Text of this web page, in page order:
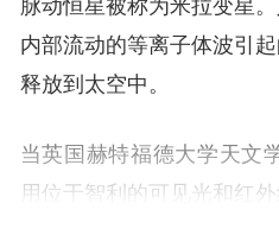
脉动恒星被称为米拉变星
内部流动的等离子体波引
释放到太空中。
当英国赫特福德大学天文
用位于智利的可见光和红